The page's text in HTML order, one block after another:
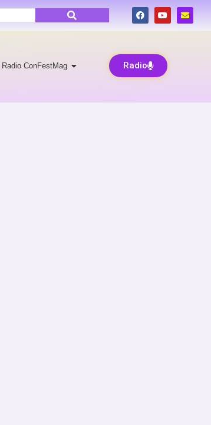
Radio ConFestMag Radio